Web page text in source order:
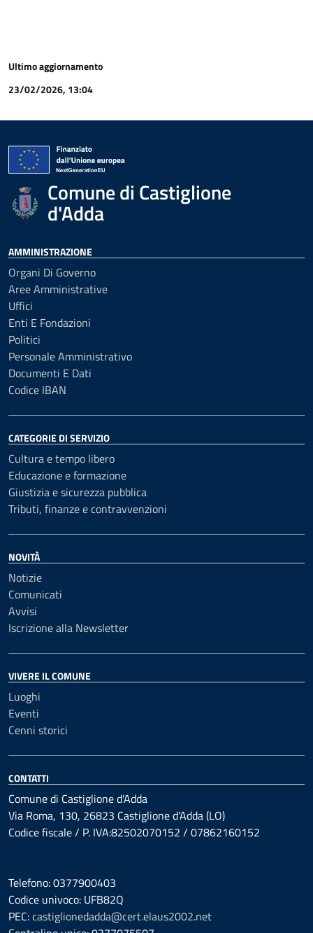
Ultimo aggiornamento
23/02/2026, 13:04
Comune di Castiglione
d'Adda
AMMINISTRAZIONE
Organi Di Governo
Aree Amministrative
Uffici
Enti E Fondazioni
Politici
Personale Amministrativo
Documenti E Dati
Codice IBAN
CATEGORIE DI SERVIZIO
Cultura e tempo libero
Educazione e formazione
Giustizia e sicurezza pubblica
Tributi, finanze e contravvenzioni
NOVITÀ
Notizie
Comunicati
Avvisi
Iscrizione alla Newsletter
VIVERE IL COMUNE
Luoghi
Eventi
Cenni storici
CONTATTI
Comune di Castiglione d'Adda
Via Roma, 130, 26823 Castiglione d'Adda (LO)
Codice fiscale / P. IVA:82502070152 / 07862160152
Telefono: 0377900403
Codice univoco: UFB82Q
PEC:castiglionedadda@cert.elaus2002.net